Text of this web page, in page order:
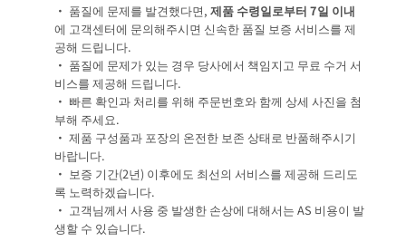
• 품질에 문제를 발견했다면, 제품 수령일로부터 7일 이내
에 고객센터에 문의해주시면 신속한 품질 보증 서비스를 제
공해 드립니다.
• 품질에 문제가 있는 경우 당사에서 책임지고 무료 수거 서
비스를 제공해 드립니다.
• 빠른 확인과 처리를 위해 주문번호와 함께 상세 사진을 첨
부해 주세요.
• 제품 구성품과 포장의 온전한 보존 상태로 반품해주시기
바랍니다.
• 보증 기간(2년) 이후에도 최선의 서비스를 제공해 드리도
록 노력하겠습니다.
• 고객님께서 사용 중 발생한 손상에 대해서는 AS 비용이 발
생할 수 있습니다.